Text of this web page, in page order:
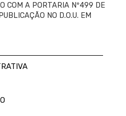
COM A PORTARIA Nº499 DE
NO D.O.U. EM